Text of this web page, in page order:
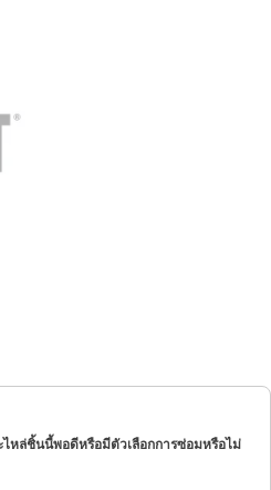
ไหล่ชิ้นนี้พอดีหรือมีตัวเลือกการซ่อมหรือไม่